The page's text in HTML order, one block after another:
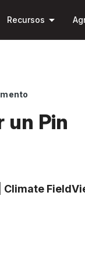
Recursos arrow_drop_down
un Pin